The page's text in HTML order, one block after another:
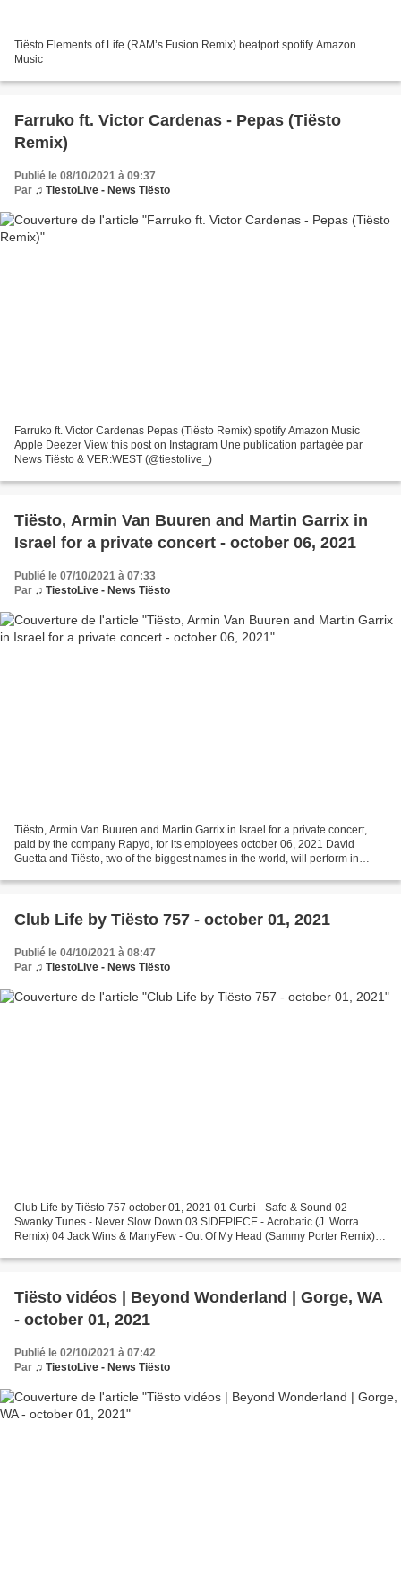
Tiësto Elements of Life (RAM’s Fusion Remix) beatport spotify Amazon
Music
Farruko ft. Victor Cardenas - Pepas (Tiësto
Remix)
Publié le 08/10/2021 à 09:37
Par ♫ TiestoLive - News Tiësto
Farruko ft. Victor Cardenas Pepas (Tiësto Remix) spotify Amazon Music
Apple Deezer View this post on Instagram Une publication partagée par
News Tiësto & VER:WEST (@tiestolive_)
Tiësto, Armin Van Buuren and Martin Garrix in
Israel for a private concert - october 06, 2021
Publié le 07/10/2021 à 07:33
Par ♫ TiestoLive - News Tiësto
Tiësto, Armin Van Buuren and Martin Garrix in Israel for a private concert,
paid by the company Rapyd, for its employees october 06, 2021 David
Guetta and Tiësto, two of the biggest names in the world, will perform in
Club Life by Tiësto 757 - october 01, 2021
Publié le 04/10/2021 à 08:47
Par ♫ TiestoLive - News Tiësto
Club Life by Tiësto 757 october 01, 2021 01 Curbi - Safe & Sound 02
Swanky Tunes - Never Slow Down 03 SIDEPIECE - Acrobatic (J. Worra
Remix) 04 Jack Wins & ManyFew - Out Of My Head (Sammy Porter Remix)
Tiësto vidéos | Beyond Wonderland | Gorge, WA
- october 01, 2021
Publié le 02/10/2021 à 07:42
Par ♫ TiestoLive - News Tiësto